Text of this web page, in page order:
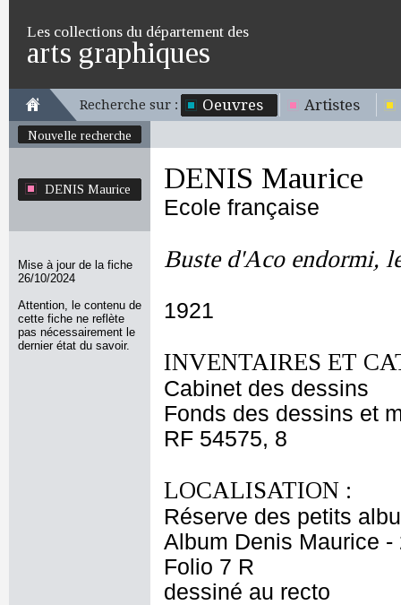
Les collections du département des
arts graphiques
Recherche sur : Oeuvres Artistes
Nouvelle recherche
DENIS Maurice
Mise à jour de la fiche
26/10/2024
Attention, le contenu de
cette fiche ne reflète
pas nécessairement le
dernier état du savoir.
DENIS Maurice
Ecole française
Buste d'Aco endormi,
1921
INVENTAIRES ET
Cabinet des dessins
Fonds des dessins et
RF 54575, 8
LOCALISATION :
Réserve des petits
Album Denis Maurice -
Folio 7 R
dessiné au recto